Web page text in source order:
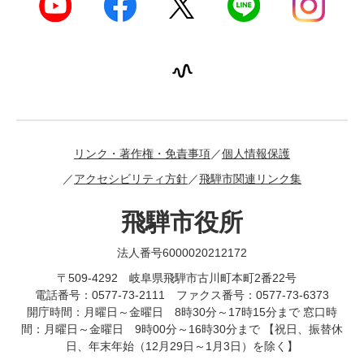
リンク・著作権・免責事項
個人情報保護
アクセシビリティ方針
飛騨市関連リンク集
飛騨市役所
法人番号6000020212172
〒509-4292 岐阜県飛騨市古川町本町2番22号
電話番号：0577-73-2111 ファクス番号：0577-73-6373
開庁時間：月曜日～金曜日 8時30分～17時15分まで 窓口時
間：月曜日～金曜日 9時00分～16時30分まで 【祝日、振替休
日、年末年始（12月29日～1月3日）を除く】